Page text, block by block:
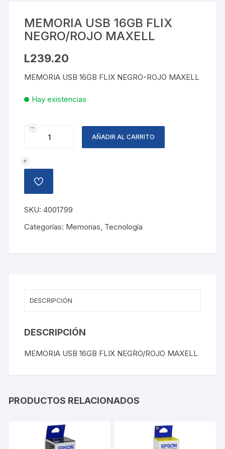
MEMORIA USB 16GB FLIX
NEGRO/ROJO MAXELL
L239.20
MEMORIA USB 16GB FLIX NEGRO-ROJO MAXELL
Hay existencias
MEMORIA
FLIX
NEGRO/ROJO
MAXELL
AÑADIR AL CARRITO
AÑADIR
A
LISTA
DE
DESEOS
SKU:4001799
Categorías: Memorias, Tecnología
DESCRIPCIÓN
DESCRIPCIÓN
MEMORIA USB 16GB FLIX NEGRO/ROJO MAXELL
PRODUCTOS RELACIONADOS